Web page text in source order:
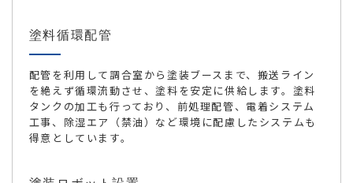
塗料循環配管
配管を利用して調合室から塗装ブースまで、搬送ライン
を絶えず循環流動させ、塗料を安定に供給します。塗料
タンクの加工も行っており、前処理配管、電着システム
工事、除湿エア（禁油）など環境に配慮したシステムも
得意としています。